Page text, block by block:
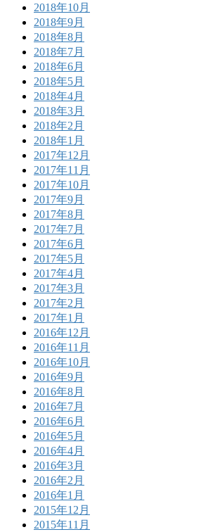
2018年10月
2018年9月
2018年8月
2018年7月
2018年6月
2018年5月
2018年4月
2018年3月
2018年2月
2018年1月
2017年12月
2017年11月
2017年10月
2017年9月
2017年8月
2017年7月
2017年6月
2017年5月
2017年4月
2017年3月
2017年2月
2017年1月
2016年12月
2016年11月
2016年10月
2016年9月
2016年8月
2016年7月
2016年6月
2016年5月
2016年4月
2016年3月
2016年2月
2016年1月
2015年12月
2015年11月